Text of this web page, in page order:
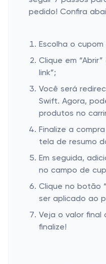
pedido! Confira
Escolha o
Clique em
link”;
Você será
Swift. Agora,
produtos no
Finalize a
tela de resumo
Em seguida,
no campo de
Clique no botão
ser aplicado ao
Veja o valor final
finalize!